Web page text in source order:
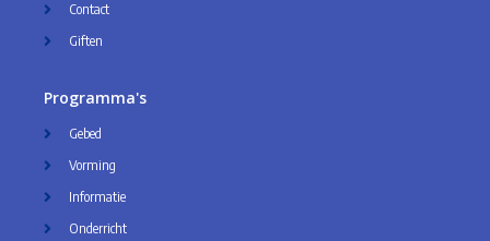
Contact
Giften
Programma's
Gebed
Vorming
Informatie
Onderricht